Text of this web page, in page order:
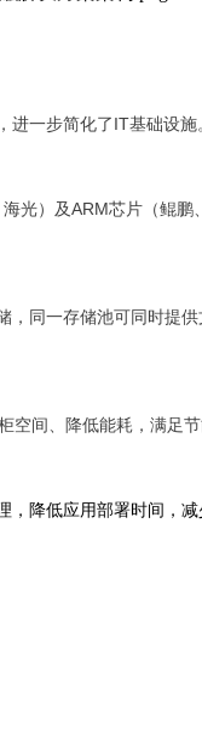
进一步简化了IT基础设施
光）及ARM芯片（鲲
同一存储池可同时提
间、降低能耗，满足节
降低应用部署时间，